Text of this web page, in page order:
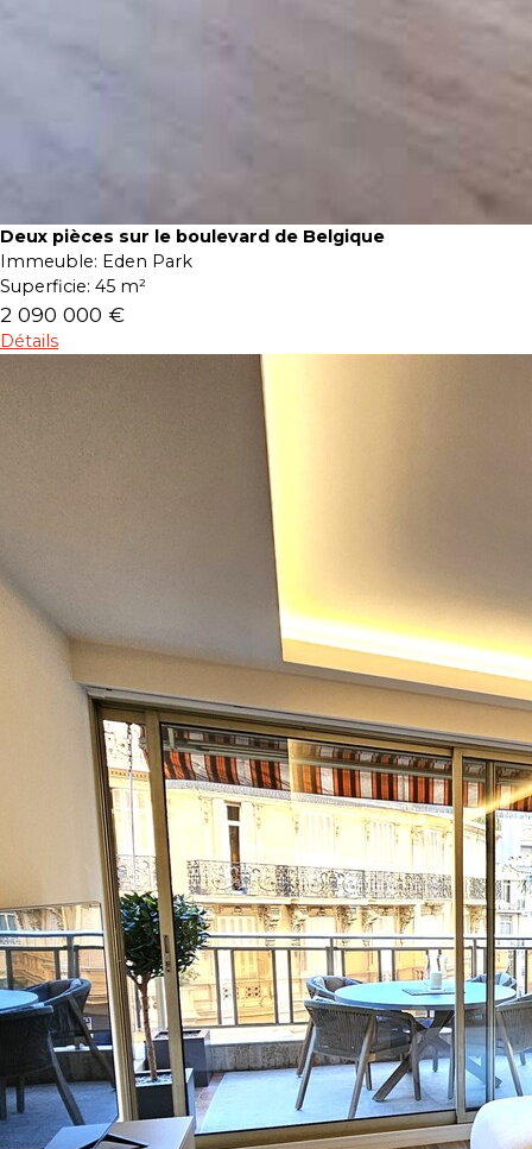
Deux pièces sur le boulevard de Belgique
Immeuble: Eden Park
Superficie: 45 m²
2 090 000 €
Détails